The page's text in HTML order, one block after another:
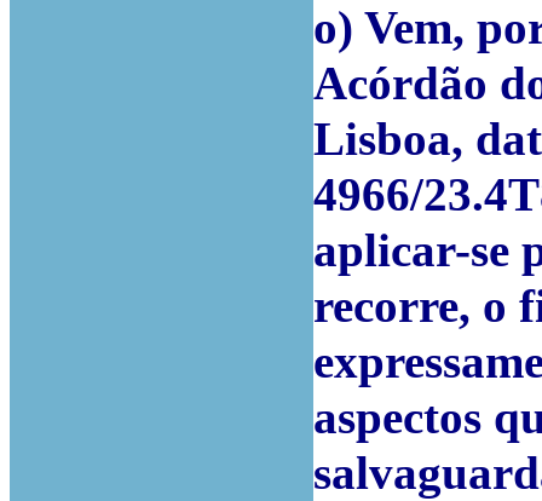
o) Vem,
Acórdão
Lisboa,
4966/
aplicar-se
recorre, o
aspectos